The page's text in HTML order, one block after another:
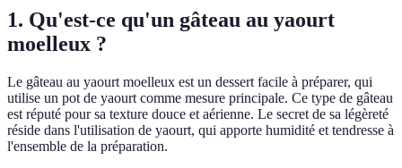
1. Qu'est-ce qu'un gâteau au yaourt
moelleux ?
Le gâteau au yaourt moelleux est un dessert facile à préparer, qui
utilise un pot de yaourt comme mesure principale. Ce type de gâteau
est réputé pour sa texture douce et aérienne. Le secret de sa légèreté
réside dans l'utilisation de yaourt, qui apporte humidité et tendresse à
l'ensemble de la préparation.